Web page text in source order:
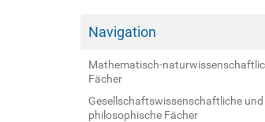
Navigation
Mathematisch-
Fächer
Gesellschaftswissenschaftliche und
philosophische Fächer